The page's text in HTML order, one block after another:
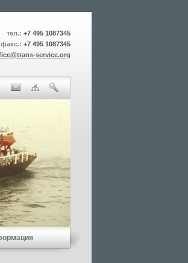
тел.: +7 495 1087345
факс.: +7 495 1087345
service.org